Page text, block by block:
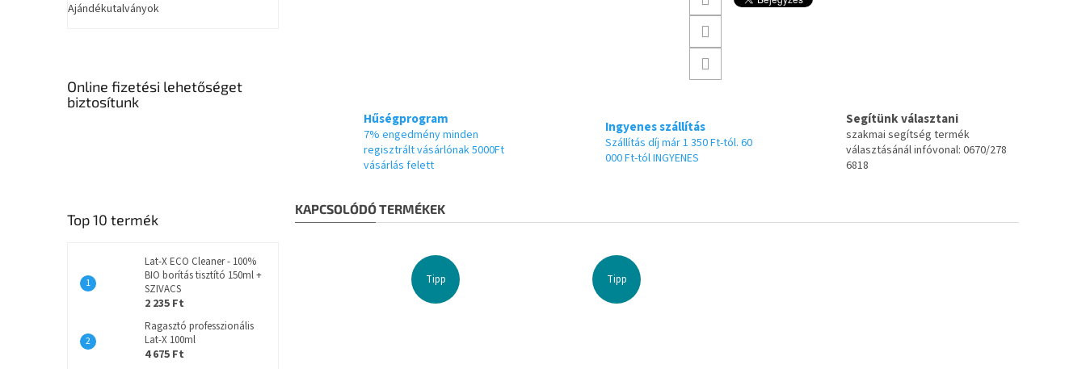
Ajándékutalványok
Online fizetési lehetőséget
biztosítunk
Top 10 termék
Lat-X ECO Cleaner - 100%
BIO borítás tisztító 150ml +
SZIVACS
2 235 Ft
Ragasztó professzionális
Lat-X 100ml
4 675 Ft
Hűségprogram
7% engedmény minden
regisztrált vásárlónak 5000Ft
vásárlás felett
Ingyenes szállítás
Szállítás díj már 1 350 Ft-tól. 60
000 Ft-tól INGYENES
Segítünk választani
szakmai segítség termék
választásánál infóvonal: 0670/278
6818
KAPCSOLÓDÓ TERMÉKEK
Tipp Tipp